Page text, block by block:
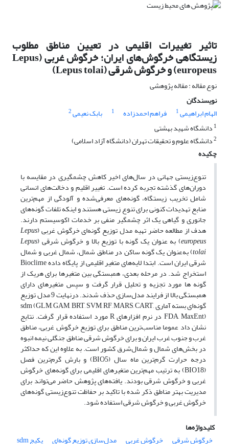
تاثیر تغییرات اقلیمی در تعیین مناطق مطلوب
زیستگاهی خرگوش‌‌های ایران؛ خرگوش غربی (Lepus
europeus) و خرگوش شرقی (Lepus tolai)
نوع مقاله : مقاله پژوهشی
نویسندگان
الهام ابراهیمی1 فراهم احمدزاده 1 بابک نعیمی2
1 دانشگاه شهید بهشتی
2دانشگاه علوم و تحقیقات تهران (دانشگاه آزاد اسلامی)
چکیده
تنوع‌‌زیستی جهانی در سال‌‌های اخیر کاهش چشمگیری در مقایسه با
دوران‌‌های گذشته تجربه کرده است. تغییر اقلیم و دخالت‌‌های انسانی
شامل تخریب زیستگاه، گونه‌‌های معرفی‌‌شده و آلودگی از مهم‌‌ترین
منابع تهدیدات کنونی برای تنوع زیستی هستند و اینکه تلفات گونه‌‌های
جانوری و گیاهی یک اثر چشمگیر منفی بر خدمات اکوسیستم دارند.
هدف از مطالعه حاضر تهیه مدل توزیع گونه‌‌ای خرگوش غربی (Lepus
europeus) به عنوان یک گونه با توزیع بالا و خرگوش شرقی (Lepus
tolai) به‌عنوان یک گونه ساکن در مناطق شمال، شمال غربی و شمال
شرقی ایران است. ابتدا لایه‌‌های متغیر اقلیمی از پایگاه داده Bioclime
استخراج شد. در مرحله بعدی، همبستگی بین متغیرها برای هریک از
گونه ها مورد تجزیه و تحلیل قرار گرفت و سپس متغیرهای دارای
همبستگی بالا از فرایند مدل‌‌سازی حذف شدند. درنهایت 9 مدل توزیع
گونه‌‌ای بسته آماری sdm (GLM, GAM, BRT, SVM, RF, MARS, CART,
FDA, MaxEnt) در نرم افزارهای R مورد استفاده قرار گرفت. نتایج
نشان داد عموما مناسب‌‌ترین مناطق برای توزیع خرگوش غربی، مناطق
غرب و جنوب غرب ایران و برای خرگوش شرقی مناطق جنگلی نیمه انبوه
در بخش‌‌های شمال و شمال‌‌شرق کشور است. به علاوه این که حداکثر
درجه حرارت گرم‌‌ترین ماه سال (BIO5) و بارش گرم‌‌ترین فصل
(BIO18) به ترتیب مهم‌‌ترین متغیرهای اقلیمی برای گونه‌‌های خرگوش
غربی و خرگوش شرقی بودند. یافته‌‌های پژوهش حاضر می‌‌تواند برای
مدیریت بهتر مناطق ذکر شده با تاکید بر حفاظت تنوع‌‌زیستی گونه‌های
خرگوش غربی و خرگوش شرقی استفاده شود.
کلیدواژه‌ها
خرگوش شرقی
خرگوش غربی مدل‌‌سازی توزیع گونه‌‌ای پکیج sdm